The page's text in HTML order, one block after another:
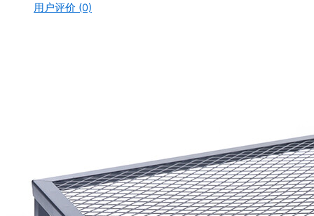
用户评价 (0)